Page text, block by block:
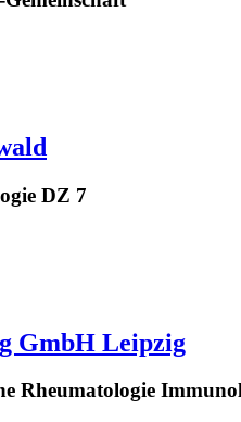
DZ 7
GmbH Leipzig
Rheumatologie